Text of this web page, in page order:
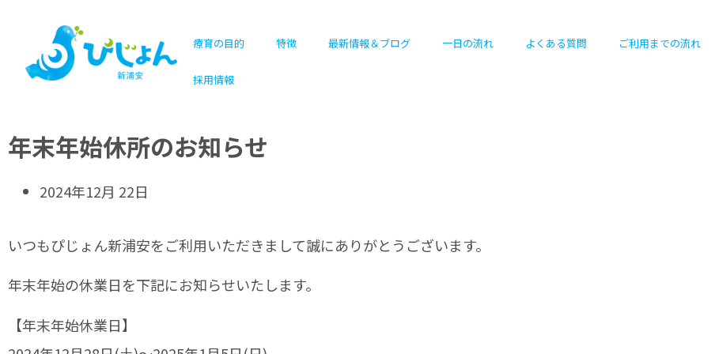
療育の目的 特徴 最新情報＆ブログ 一日の流れ よくある質問 ご利用までの流れ
採用情報
年末年始休所のお知らせ
2024年12月 22日
いつもぴじょん新浦安をご利用いただきまして誠にありがとうございます。
年末年始の休業日を下記にお知らせいたします。
【年末年始休業日】